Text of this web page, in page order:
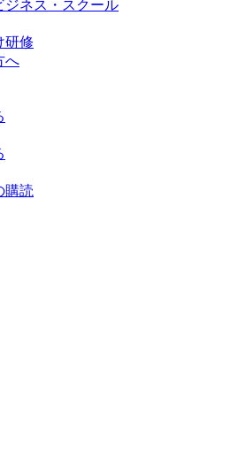
ジネス・スクール
研修
へ
購読